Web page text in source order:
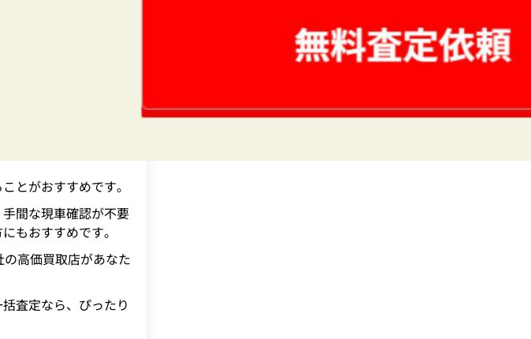
とがおすすめです。
間な現車確認が不要
もおすすめです。
高価買取店があなた
査定なら、ぴったり